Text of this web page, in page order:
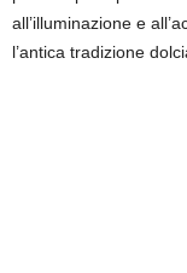
all’illuminazione e
l’antica tradizione